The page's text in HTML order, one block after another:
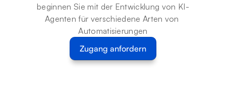
beginnen Sie mit der Entwicklung von KI-
Agenten für verschiedene Arten von
Automatisierungen
Zugang anfordern